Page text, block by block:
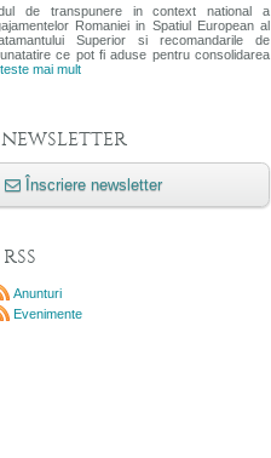
de transpunere in context national a
Romaniei in Spatiul European al
Superior si recomandarile de
ce pot fi aduse pentru consolidarea
mai mult
Înscriere newsletter
RSS
Anunturi
Evenimente